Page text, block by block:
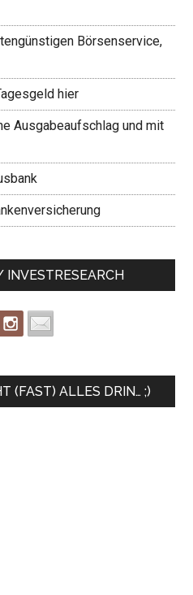
Börsenservice,
hier
Ausgabeaufschlag und mit
(FAST) ALLES DRIN… ;)